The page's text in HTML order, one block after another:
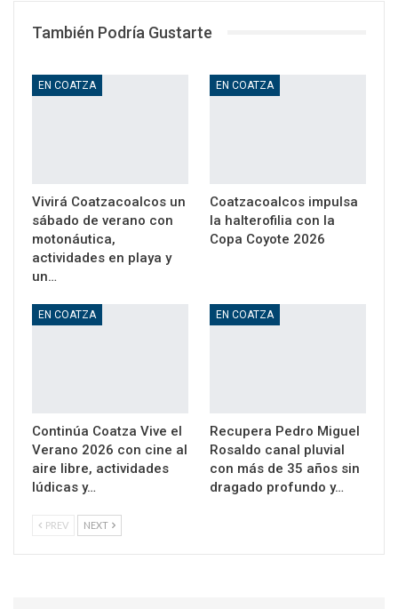
También Podría Gustarte
EN COATZA
Vivirá Coatzacoalcos un
sábado de verano con
motonáutica,
actividades en playa y
un…
EN COATZA
Coatzacoalcos impulsa
la halterofilia con la
Copa Coyote 2026
EN COATZA
Continúa Coatza Vive el
Verano 2026 con cine al
aire libre, actividades
lúdicas y…
EN COATZA
Recupera Pedro Miguel
Rosaldo canal pluvial
con más de 35 años sin
dragado profundo y…
PREV NEXT